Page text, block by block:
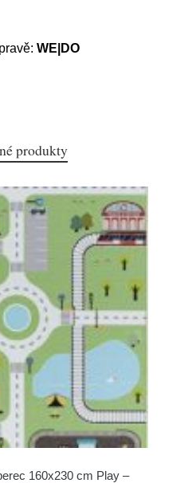
WE|DO
produkty
160x230 cm Play –